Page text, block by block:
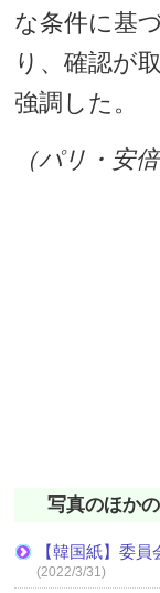
な条件に基
り、確認が
強調した。
（パリ・安
写真のほか
【韓国紙】委員
(2022/3/31)